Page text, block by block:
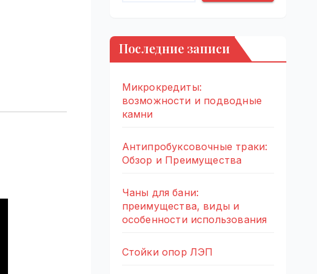
Последние записи
Микрокредиты:
возможности и подводные
камни
Антипробуксовочные траки:
Обзор и Преимущества
Чаны для бани:
преимущества, виды и
особенности использования
Стойки опор ЛЭП